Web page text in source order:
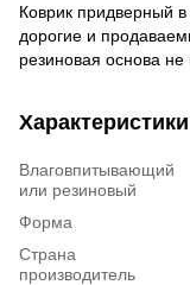
Коврик придверный
дорогие и
резиновая основа
Характеристики
Влаговпитывающий
или резиновый
Форма
Страна
производитель